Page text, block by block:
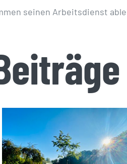
seinen Arbeitsdienst
Saisoneröffnung